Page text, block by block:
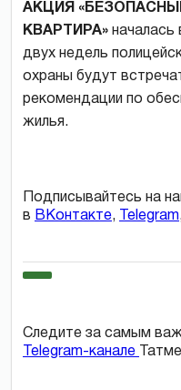
АКЦИЯ
КВАРТИРА» началась
двух недель
охраны будут
рекомендации по
жилья.
Подписывайтесь на
в ВКонтакте, Telegram,
Следите за самым
Telegram-канале